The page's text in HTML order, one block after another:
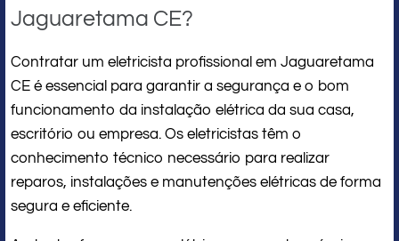
Jaguaretama CE?
Contratar um eletricista profissional em Jaguaretama
CE é essencial para garantir a segurança e o bom
funcionamento da instalação elétrica da sua casa,
escritório ou empresa. Os eletricistas têm o
conhecimento técnico necessário para realizar
reparos, instalações e manutenções elétricas de forma
segura e eficiente.